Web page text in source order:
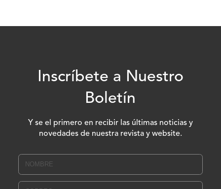
Inscríbete a Nuestro
Boletín
Y se el primero en recibir las últimas noticias y
novedades de nuestra revista y website.